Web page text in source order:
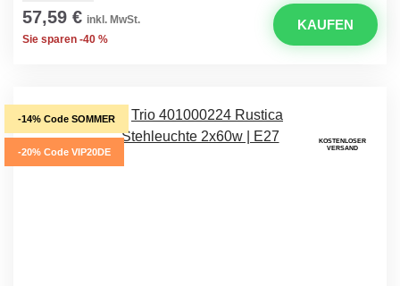
57,59 € inkl. MwSt.
Sie sparen -40 %
KAUFEN
-14% Code SOMMER
-20% Code VIP20DE
KOSTENLOSER
VERSAND